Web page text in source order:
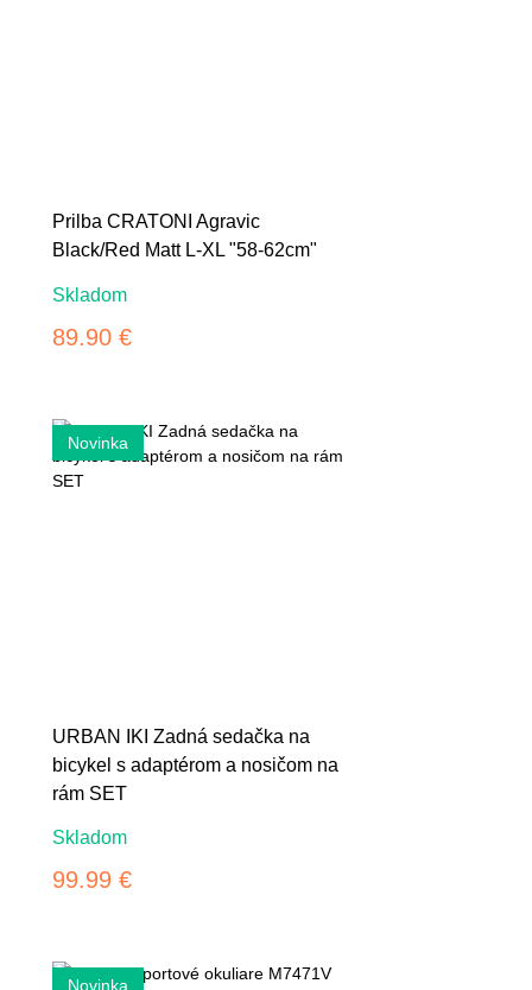
Prilba CRATONI Agravic
Black/Red Matt L-XL "58-62cm"
Skladom
89.90 €
URBAN IKI Zadná sedačka na
bicykel s adaptérom a nosičom na
rám SET
Skladom
99.99 €